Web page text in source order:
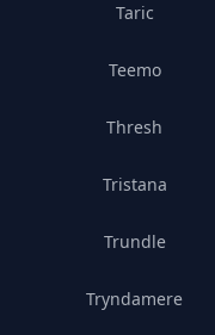
Taric
Teemo
Thresh
Tristana
Trundle
Tryndamere